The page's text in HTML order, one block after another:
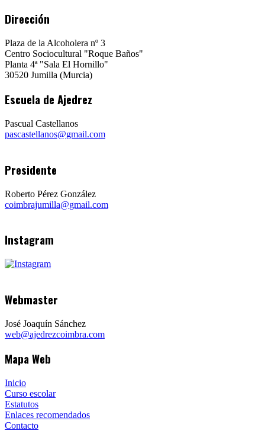
Dirección
Plaza de la Alcoholera nº 3
Centro Sociocultural "Roque Baños"
Planta 4ª "Sala El Hornillo"
30520 Jumilla (Murcia)
Escuela de Ajedrez
Pascual Castellanos
pascastellanos@gmail.com
Presidente
Roberto Pérez González
coimbrajumilla@gmail.com
Instagram
Webmaster
José Joaquín Sánchez
web@ajedrezcoimbra.com
Mapa Web
Inicio
Curso escolar
Estatutos
Enlaces recomendados
Contacto